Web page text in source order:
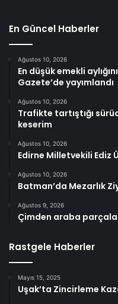
En Güncel Haberler
Ağustos 10, 2026
En düşük emekli
Gazete’de yayımlandı
Ağustos 10, 2026
Trafikte tartıştığı
keserim
Ağustos 10, 2026
Edirne Milletvekili Ediz
Ağustos 10, 2026
Batman’da Mezarlık
Ağustos 9, 2026
Çimden araba
Rastgele Haberler
Mayıs 15, 2025
Uşak’ta Zincirleme